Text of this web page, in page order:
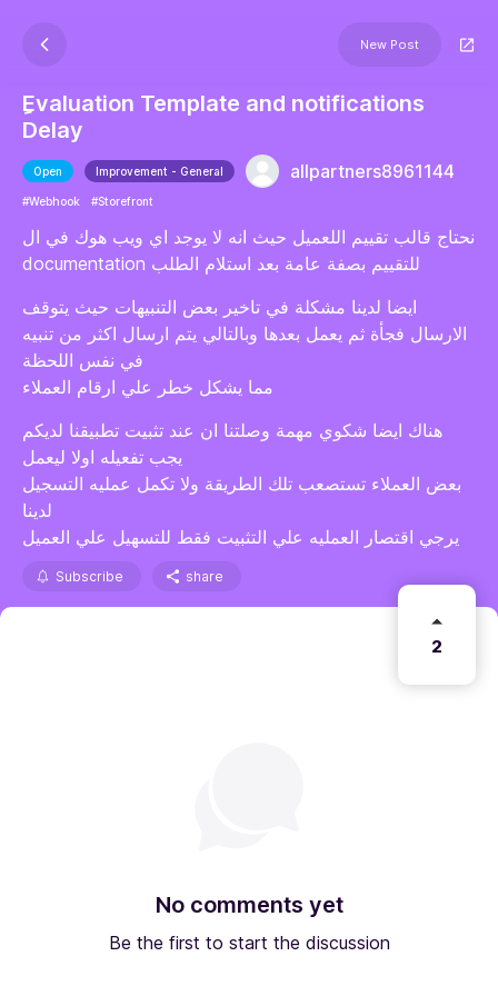
New Post
ِEvaluation Template and notifications
Delay
Open Improvement - General allpartners8961144
#Webhook #Storefront
نحتاج قالب تقييم اللعميل حيث انه لا يوجد اي ويب هوك في ال
documentation للتقييم بصفة عامة بعد استلام الطلب
ايضا لدينا مشكلة في تاخير بعض التنبيهات حيث يتوقف
الارسال فجأة ثم يعمل بعدها وبالتالي يتم ارسال اكثر من تنبيه
في نفس اللحظة
مما يشكل خطر علي ارقام العملاء
هناك ايضا شكوي مهمة وصلتنا ان عند تثبيت تطبيقنا لديكم
يجب تفعيله اولا ليعمل
بعض العملاء تستصعب تلك الطريقة ولا تكمل عمليه التسجيل
لدينا
يرجي اقتصار العمليه علي التثبيت فقط للتسهيل علي العميل
Subscribe share
2
No comments yet
Be the first to start the discussion